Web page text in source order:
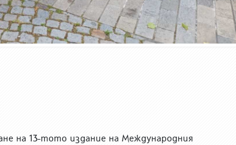
на 13-тото издание на Международния